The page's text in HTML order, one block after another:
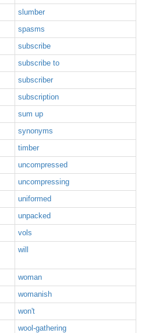
slumber
spasms
subscribe
subscribe to
subscriber
subscription
sum up
synonyms
timber
uncompressed
uncompressing
uniformed
unpacked
vols
will
woman
womanish
won't
wool-gathering